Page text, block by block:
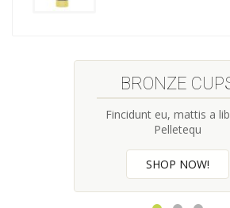
BRONZE
Fincidunt eu, mattis a
Pelletequ
SHOP NOW!